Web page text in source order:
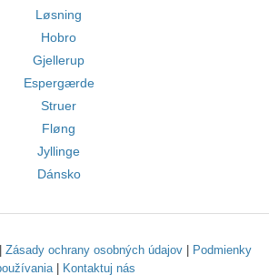
Løsning
Hobro
Gjellerup
Espergærde
Struer
Fløng
Jyllinge
Dánsko
Zásady ochrany osobných údajov|
Podmienky
| Kontaktuj nás